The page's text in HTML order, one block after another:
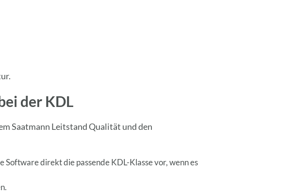
der KDL
Saatmann Leitstand Qualität und den
direkt die passende KDL-Klasse vor, wenn es